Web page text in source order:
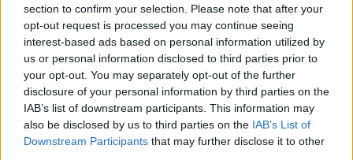
section to confirm your selection. Please note that after your
opt-out request is processed you may continue seeing
interest-based ads based on personal information utilized by
us or personal information disclosed to third parties prior to
your opt-out. You may separately opt-out of the further
disclosure of your personal information by third parties on the
IAB’s list of downstream participants. This information may
also be disclosed by us to third parties on the IAB’s List of
Downstream Participants that may further disclose it to other
Minősítés
Hogyan lehet minősített
kutyabarát helyed?